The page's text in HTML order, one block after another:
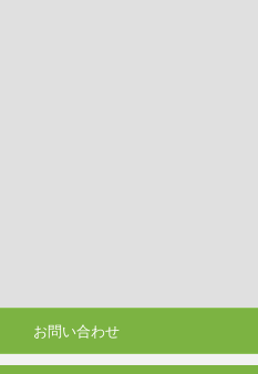
お問い合わせ